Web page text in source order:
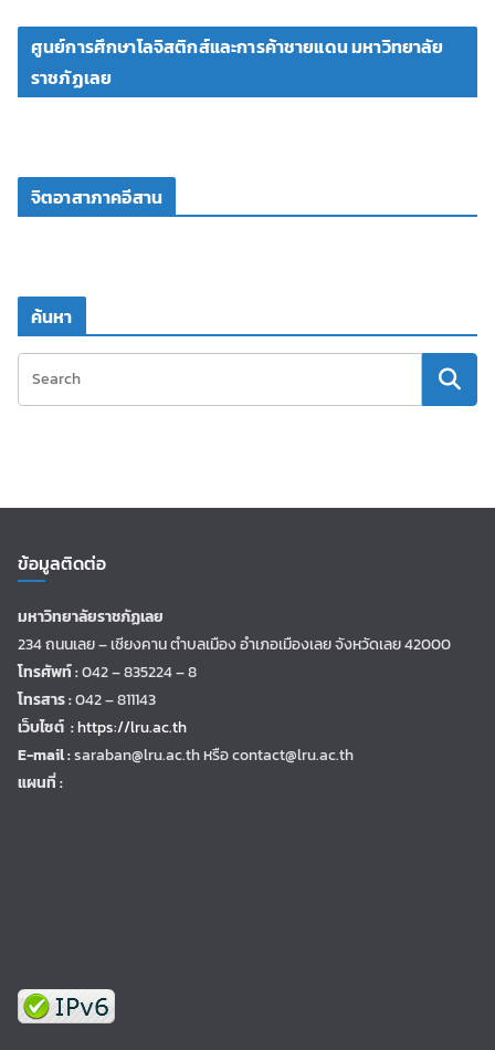
ศูนย์การศึกษาโลจิสติกส์และการค้าชายแดน มหาวิทยาลัย
ราชภัฏเลย
จิตอาสาภาคอีสาน
ค้นหา
ข้อมูลติดต่อ
มหาวิทยาลัยราชภัฏเลย
234 ถนนเลย – เชียงคาน ตำบลเมือง อำเภอเมืองเลย จังหวัดเลย 42000
โทรศัพท์ :042 – 835224 – 8
โทรสาร :042 – 811143
เว็บไซต์ :https://lru.ac.th
E-mail :saraban@lru.ac.thหรือ contact@lru.ac.th
แผนที่ :